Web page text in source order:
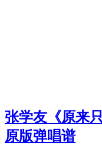
张学友《原来
原版弹唱谱